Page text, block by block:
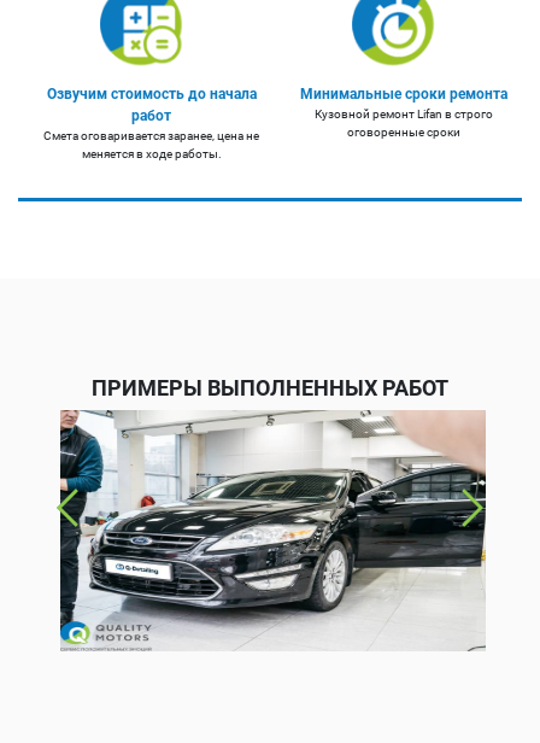
Озвучим стоимость до начала
работ
Смета оговаривается заранее, цена не
меняется в ходе работы.
Минимальные сроки ремонта
Кузовной ремонт Lifan в строго
оговоренные сроки
ПРИМЕРЫ ВЫПОЛНЕННЫХ РАБОТ